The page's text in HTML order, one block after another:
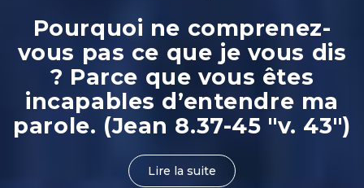
Pourquoi ne comprenez-
vous pas ce que je vous dis
? Parce que vous êtes
incapables d’entendre ma
parole. (Jean 8.37-45 "v. 43")
Lire la suite